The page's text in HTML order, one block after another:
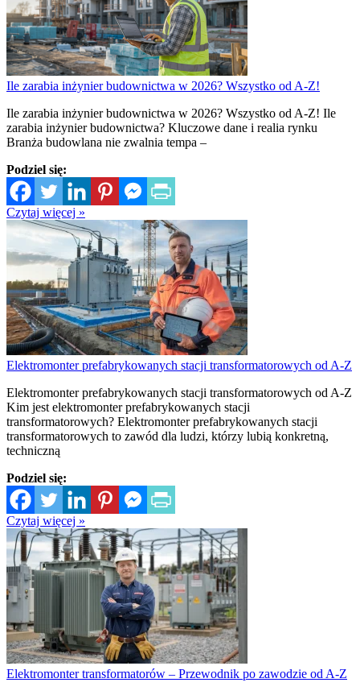
Ile zarabia inżynier budownictwa w 2026? Wszystko od A-Z!
Ile zarabia inżynier budownictwa w 2026? Wszystko od A-Z! Ile
zarabia inżynier budownictwa? Kluczowe dane i realia rynku
Branża budowlana nie zwalnia tempa –
Podziel się:
Czytaj więcej »
Elektromonter prefabrykowanych stacji transformatorowych od A-Z
Elektromonter prefabrykowanych stacji transformatorowych od A-Z
Kim jest elektromonter prefabrykowanych stacji
transformatorowych? Elektromonter prefabrykowanych stacji
transformatorowych to zawód dla ludzi, którzy lubią konkretną,
techniczną
Podziel się:
Czytaj więcej »
Elektromonter transformatorów – Przewodnik po zawodzie od A-Z